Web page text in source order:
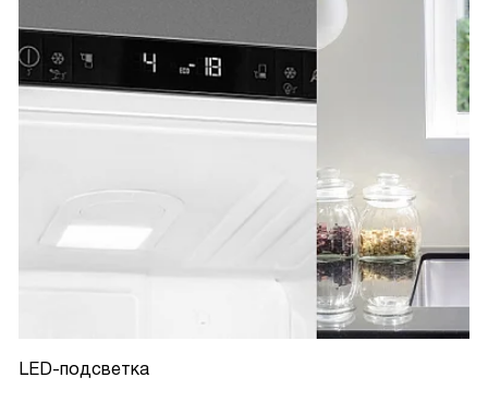
LED-подсветка